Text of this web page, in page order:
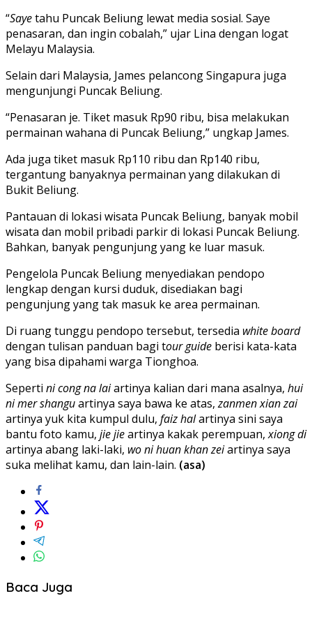
“Sayetahu Puncak Beliung lewat media sosial. Saye
penasaran, dan ingin cobalah,” ujar Lina dengan logat
Melayu Malaysia.
Selain dari Malaysia, James pelancong Singapura juga
mengunjungi Puncak Beliung.
“Penasaran je. Tiket masuk Rp90 ribu, bisa melakukan
permainan wahana di Puncak Beliung,” ungkap James.
Ada juga tiket masuk Rp110 ribu dan Rp140 ribu,
tergantung banyaknya permainan yang dilakukan di
Bukit Beliung.
Pantauan di lokasi wisata Puncak Beliung, banyak mobil
wisata dan mobil pribadi parkir di lokasi Puncak Beliung.
Bahkan, banyak pengunjung yang ke luar masuk.
Pengelola Puncak Beliung menyediakan pendopo
lengkap dengan kursi duduk, disediakan bagi
pengunjung yang tak masuk ke area permainan.
Di ruang tunggu pendopo tersebut, tersedia white board
dengan tulisan panduan bagi tour guide berisi kata-kata
yang bisa dipahami warga Tionghoa.
Seperti ni cong na laiartinya kalian dari mana asalnya, hui
ni mer shanguartinya saya bawa ke atas,zanmen xian zai
artinya yuk kita kumpul dulu, faiz halartinya sini saya
bantu foto kamu, jie jieartinya kakak perempuan,xiong di
artinya abang laki-laki, wo ni huan khan zeiartinya saya
suka melihat kamu, dan lain-lain. (asa)
Baca Juga